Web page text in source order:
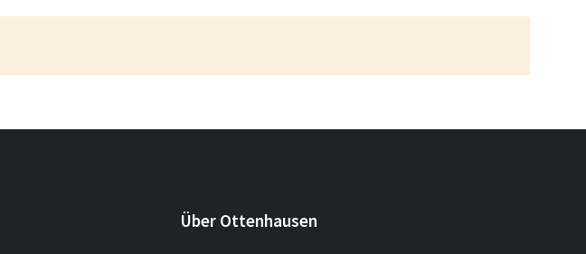
Über Ottenhausen